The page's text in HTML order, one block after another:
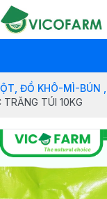
ĐỒ KHÔ-MÌ-BÚN ,,,
TÚI 10KG